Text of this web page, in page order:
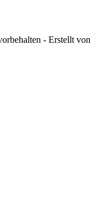
- Erstellt von